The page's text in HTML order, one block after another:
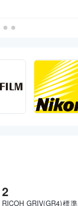
RICOH GRIV(GR4)標準